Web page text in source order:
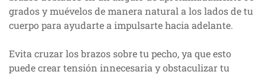
grados y muévelos de manera natural a los lados de tu
cuerpo para ayudarte a impulsarte hacia adelante.
Evita cruzar los brazos sobre tu pecho, ya que esto
puede crear tensión innecesaria y obstaculizar tu